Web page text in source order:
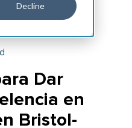
Decline
Dar
en
Bristol-